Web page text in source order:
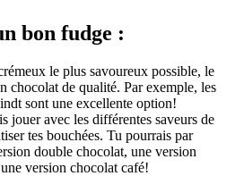
bon fudge :
le plus savoureux possible, le
chocolat de qualité. Par exemple, les
sont une excellente option!
jouer avec les différentes saveurs de
tes bouchées. Tu pourrais par
double chocolat, une version
version chocolat café!